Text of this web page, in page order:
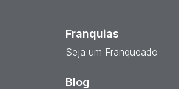
Franquias
Seja um Franqueado
Blog